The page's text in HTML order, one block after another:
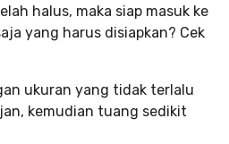
halus, maka siap masuk ke
yang harus disiapkan? Cek
ukuran yang tidak terlalu
kemudian tuang sedikit